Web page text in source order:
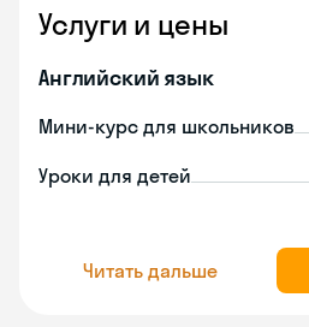
Услуги и цены
Английский язык
Мини-курс для школьников
Уроки для детей
Читать дальше